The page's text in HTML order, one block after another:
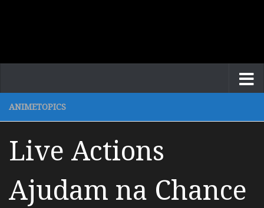
ANIMETOPICS
Live Actions
Ajudam na Chance